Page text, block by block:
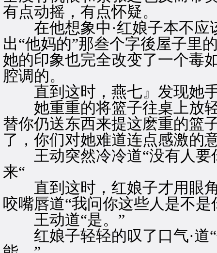
有点动摇，有点怀疑。
在他想象中·红娘子本不应
出“他妈的”那叁个字後屋子里
她的印象也完全改变了一个毒
腔调的。
直到这时，燕七』发现她手
她重重的将篮子往桌上放轻
替你仍送东西来提这麽重的篮
了，你们对她难道连点感激的
王动突然冷冷道“没有人要
来“
直到这时，红娘子才用眼角
咬嘴唇道“我问你这些人是不是
王动道“是。”
红娘子轻轻的叹了口气·道“